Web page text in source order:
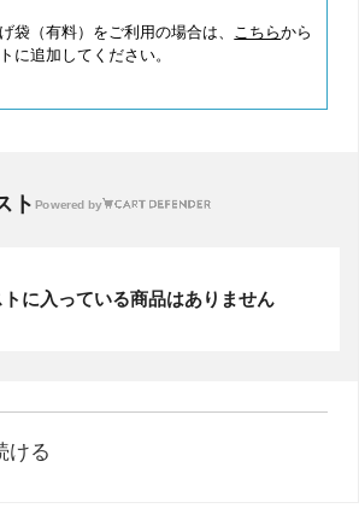
袋（有料）をご利用の場合は、 こちらから
に追加してください。
ト Powered by
に入っている商品はありません